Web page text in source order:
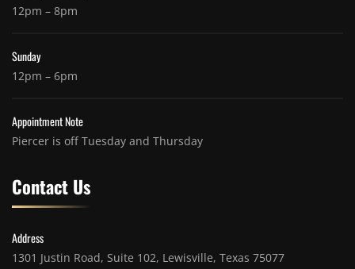
12pm – 8pm
Sunday
12pm – 6pm
Appointment Note
Piercer is off Tuesday and Thursday
Contact Us
Address
1301 Justin Road, Suite 102, Lewisville, Texas 75077